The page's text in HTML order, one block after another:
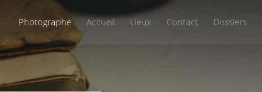
Photographe Accueil Lieux Contact Dossiers